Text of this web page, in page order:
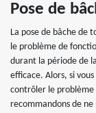
Pose de
La pose de bâche de
le problème de
durant la période de
efficace. Alors, si
contrôler le
recommandons de